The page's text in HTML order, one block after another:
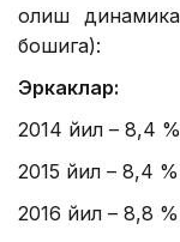
олиш
бошига):
Эркаклар:
2014 йил – 8,4 %
2015 йил – 8,4 %
2016 йил – 8,8 %